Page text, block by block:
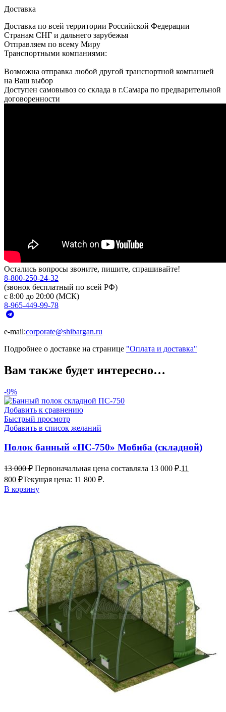
Доставка
Доставка по всей территории Российской Федерации
Странам СНГ и дальнего зарубежья
Отправляем по всему Миру
Транспортными компаниями:
Возможна отправка любой другой транспортной компанией
на Ваш выбор
Доступен самовывоз со склада в г.Самара по предварительной
договоренности
Остались вопросы звоните, пишите, спрашивайте!
8-800-250-24-32
(звонок бесплатный по всей РФ)
с 8:00 до 20:00 (МСК)
8-965-449-99-78
e-mail:corporate@shibargan.ru
Подробнее о доставке на странице "Оплата и доставка"
Вам также будет интересно…
-9%
Добавить к сравнению
Быстрый просмотр
Добавить в список желаний
Полок банный «ПС-750» Мобиба (складной)
13 000₽ Первоначальная цена составляла 13 000 ₽.11
800 ₽Текущая цена: 11 800 ₽.
В корзину